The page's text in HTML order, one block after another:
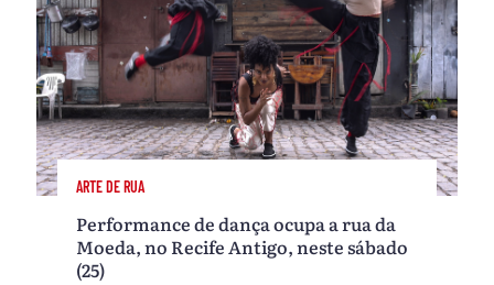
ARTE DE RUA
Performance de dança ocupa a rua da
Moeda, no Recife Antigo, neste sábado
(25)